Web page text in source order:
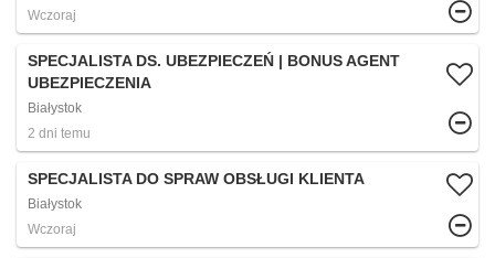
Wczoraj
SPECJALISTA DS. UBEZPIECZEŃ | BONUS AGENT
UBEZPIECZENIA
Białystok
2 dni temu
SPECJALISTA DO SPRAW OBSŁUGI KLIENTA
Białystok
Wczoraj